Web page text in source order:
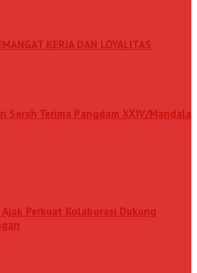
KERJA DAN LOYALITAS
Serah Terima Pangdam XXIV/Mandala
Perkuat Kolaborasi Dukung